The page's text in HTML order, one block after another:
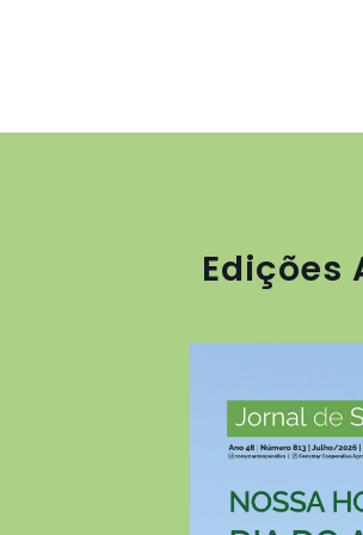
Edições